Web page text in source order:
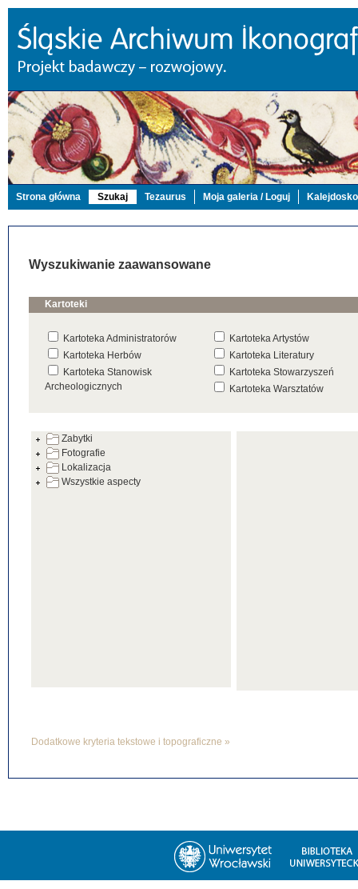
Strona główna Szukaj Tezaurus Moja galeria / Loguj
Wyszukiwanie zaawansowane
Kartoteki
Kartoteka Administratorów
Kartoteka Artystów
Kartoteka Herbów
Kartoteka Literatury
Kartoteka Stanowisk
Archeologicznych
Kartoteka Stowarzyszeń
Kartoteka Warsztatów
Zabytki
Fotografie
Lokalizacja
Wszystkie aspecty
Dodatkowe kryteria tekstowe i topograficzne »